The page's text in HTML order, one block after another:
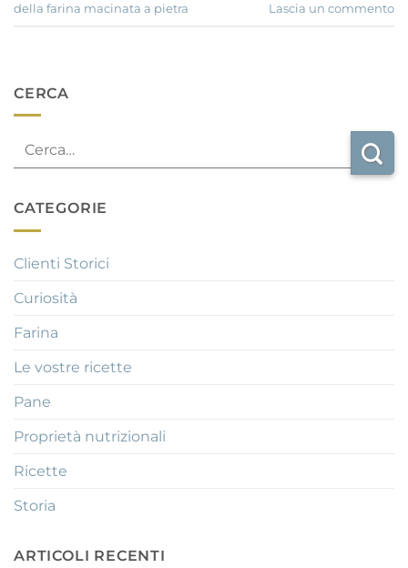
della farina macinata a pietra
Lascia un commento
CERCA
CATEGORIE
Clienti Storici
Curiosità
Farina
Le vostre ricette
Pane
Proprietà nutrizionali
Ricette
Storia
ARTICOLI RECENTI